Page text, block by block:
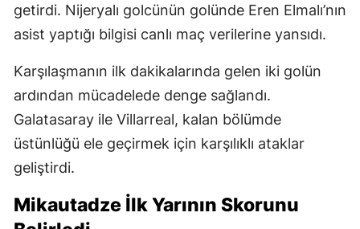
getirdi. Nijeryalı golcünün golünde Eren Elmalı’nın
asist yaptığı bilgisi canlı maç verilerine yansıdı.
Karşılaşmanın ilk dakikalarında gelen iki golün
ardından mücadelede denge sağlandı.
Galatasaray ile Villarreal, kalan bölümde
üstünlüğü ele geçirmek için karşılıklı ataklar
geliştirdi.
Mikautadze İlk Yarının Skorunu